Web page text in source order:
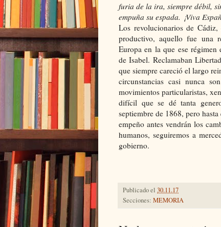
furia de la ira, siempre débil,
empuña su espada. ¡Viva
Los revolucionarios de
productivo, aquello fue una
Europa en la que ese régimen
de Isabel. Reclamaban
que siempre careció el largo
circunstancias casi nunca
movimientos particularistas,
difícil que se dé tanta
septiembre de 1868, pero
empeño antes vendrán los
humanos, seguiremos a
gobierno.
Publicado el 30.11.17
Secciones: MEMORIA